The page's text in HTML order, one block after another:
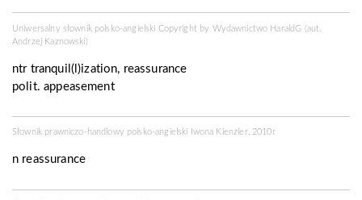
Uniwersalny słownik polsko-angielski Copyright by Wydawnictwo HaraldG (aut.
Andrzej Kaznowski)
ntrtranquil(l)ization, reassurance
polit. appeasement
Słownik prawniczo-handlowy polsko-angielski Iwona Kienzler, 2010r
n reassurance